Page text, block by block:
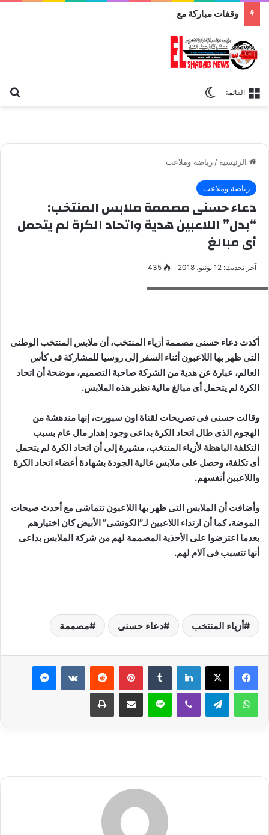
القائمة
الرئيسية / رياضة وملاعب
رياضة وملاعب
دعاء حسنى مصممة ملابس المنتخب:
“بدل” اللاعبين هدية واتحاد الكرة لم يتحمل
أى مبالغ
آخر تحديث: 12 يونيو، 2018 435
أكدت دعاء حسنى مصممة أزياء المنتخب، أن ملابس المنتخب الوطنى
التى ظهر بها اللاعبون أثناء السفر إلى روسيا للمشاركة فى كأس
العالم، عبارة عن هدية من الشركة صاحبة التصميم، موضحة أن اتحاد
الكرة لم يتحمل أى مبالغ مالية نظير هذه الملابس.
وقالت حسنى فى تصريحات لقناة اون سبورت، إنها مندهشة من
الهجوم الذى طال اتحاد الكرة بداعى وجود إهدار مال عام بسبب
التكلفة الباهظة لأزياء المنتخب، مشيرة إلى أن اتحاد الكرة لم يتحمل
أى تكلفة، وحصل على ملابس عالية الجودة بشهادة أعضاء اتحاد الكرة
واللاعبين أنفسهم.
وأضافت أن الملابس التى ظهر بها اللاعبون تتماشى مع أحدث صيحات
الموضة، كما أن ارتداء اللاعبين لـ”الكوتشى” الأبيض كان اختيارهم
بعدما اعترضوا على الأحذية المصممة لهم من شركة الملابس بداعى
أنها تتسبب فى آلام لهم.
أزياء المنتخب دعاء حسنى مصممة
لينكدإن بينتيريست ماسنجر
واتساب تيلقرام ڤايبر لاين مشاركة عبر البريد طباعة